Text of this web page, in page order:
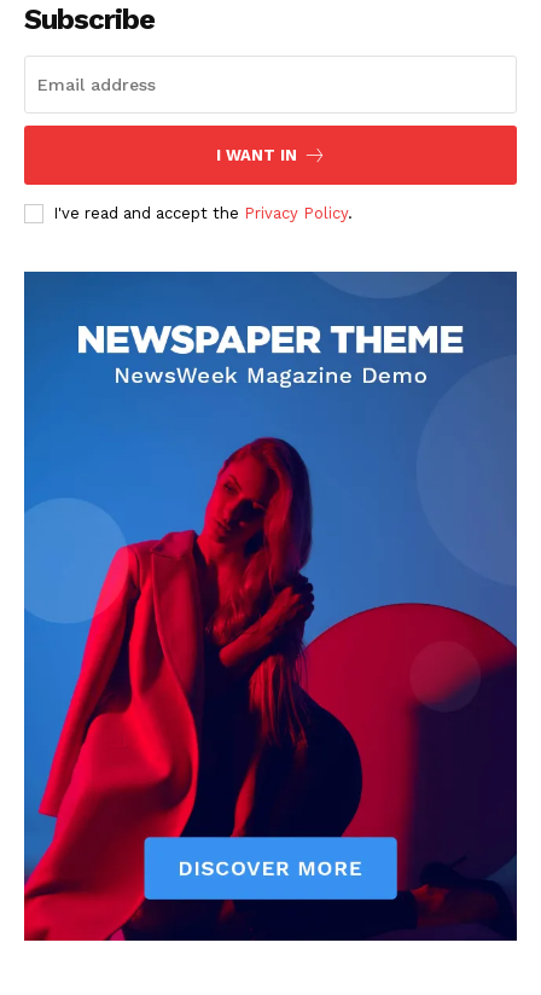
Subscribe
I WANT IN
I've read and accept the Privacy Policy.